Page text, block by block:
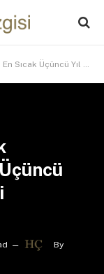
Yıl Olarak Kayda Geçti
By